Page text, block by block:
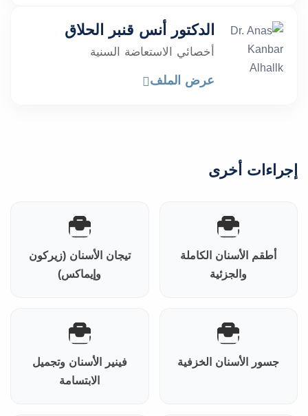
الدكتور أنس قنبر الحلاق
أخصائي الاستعاضة السنية
عرض الملف
إجراءات أخرى
أطقم الأسنان الكاملة
والجزئية
تيجان الأسنان (زيركون
وإيماكس)
جسور الأسنان الخزفية
فينير الأسنان وتجميل
الابتسامة